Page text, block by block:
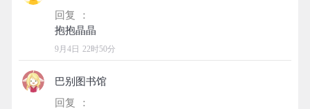
回复 ：
9月4日 22时50分
巴别图书馆
回复 ：